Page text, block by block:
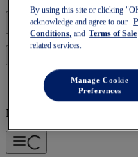
Mobilnavigering
By using this site or clicking
acknowledge and agree to our
Conditions, and Terms of Sale
related services.
Manage Cookie
Preferences